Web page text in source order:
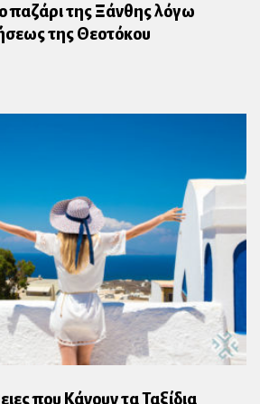
παζάρι της Ξάνθης λόγω
της Θεοτόκου
που Κάνουν τα Ταξίδια